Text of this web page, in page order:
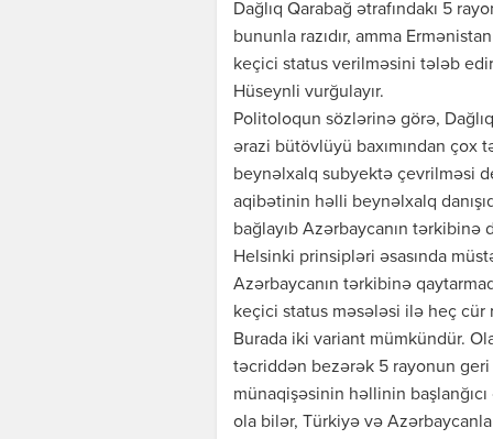
Dağlıq Qarabağ ətrafındakı 5
bununla razıdır, amma
keçici status verilməsini tələb
Hüseynli vurğulayır.
Politoloqun sözlərinə görə,
ərazi bütövlüyü baxımından çox
beynəlxalq subyektə çevrilməsi
aqibətinin həlli beynəlxalq
bağlayıb Azərbaycanın
Helsinki prinsipləri əsasında
Azərbaycanın tərkibinə
keçici status məsələsi ilə heç cür
Burada iki variant mümkündür.
təcriddən bezərək 5 rayonun geri
münaqişəsinin həllinin başlanğıcı
ola bilər, Türkiyə və